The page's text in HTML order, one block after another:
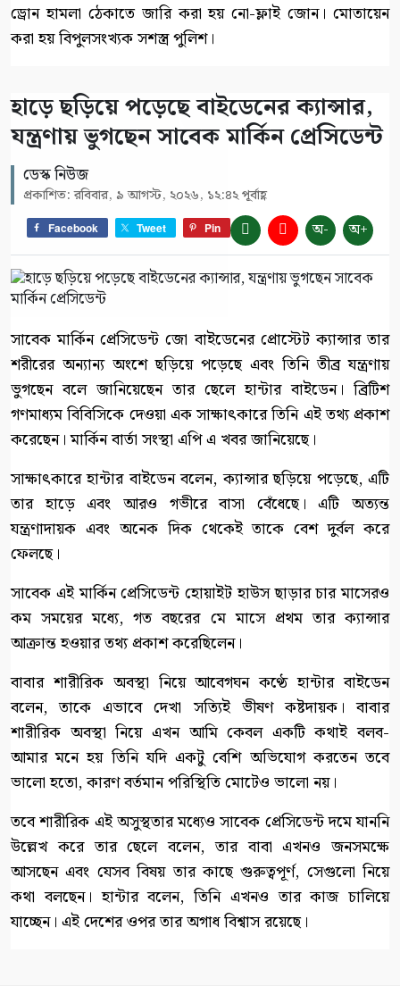
ড্রোন হামলা ঠেকাতে জারি করা হয় নো-ফ্লাই জোন। মোতায়েন
করা হয় বিপুলসংখ্যক সশস্ত্র পুলিশ।
হাড়ে ছড়িয়ে পড়েছে বাইডেনের ক্যান্সার,
যন্ত্রণায় ভুগছেন সাবেক মার্কিন প্রেসিডেন্ট
ডেস্ক নিউজ
প্রকাশিত: রবিবার, ৯ আগস্ট, ২০২৬, ১২:৪২ পূর্বাহ্ণ
Facebook Tweet Pin অ- অ+
সাবেক মার্কিন প্রেসিডেন্ট জো বাইডেনের প্রোস্টেট ক্যান্সার তার
শরীরের অন্যান্য অংশে ছড়িয়ে পড়েছে এবং তিনি তীব্র যন্ত্রণায়
ভুগছেন বলে জানিয়েছেন তার ছেলে হান্টার বাইডেন। ব্রিটিশ
গণমাধ্যম বিবিসিকে দেওয়া এক সাক্ষাৎকারে তিনি এই তথ্য প্রকাশ
করেছেন। মার্কিন বার্তা সংস্থা এপি এ খবর জানিয়েছে।
সাক্ষাৎকারে হান্টার বাইডেন বলেন, ক্যান্সার ছড়িয়ে পড়েছে, এটি
তার হাড়ে এবং আরও গভীরে বাসা বেঁধেছে। এটি অত্যন্ত
যন্ত্রণাদায়ক এবং অনেক দিক থেকেই তাকে বেশ দুর্বল করে
ফেলছে।
সাবেক এই মার্কিন প্রেসিডেন্ট হোয়াইট হাউস ছাড়ার চার মাসেরও
কম সময়ের মধ্যে, গত বছরের মে মাসে প্রথম তার ক্যান্সার
আক্রান্ত হওয়ার তথ্য প্রকাশ করেছিলেন।
বাবার শারীরিক অবস্থা নিয়ে আবেগঘন কণ্ঠে হান্টার বাইডেন
বলেন, তাকে এভাবে দেখা সত্যিই ভীষণ কষ্টদায়ক। বাবার
শারীরিক অবস্থা নিয়ে এখন আমি কেবল একটি কথাই বলব-
আমার মনে হয় তিনি যদি একটু বেশি অভিযোগ করতেন তবে
ভালো হতো, কারণ বর্তমান পরিস্থিতি মোটেও ভালো নয়।
তবে শারীরিক এই অসুস্থতার মধ্যেও সাবেক প্রেসিডেন্ট দমে যাননি
উল্লেখ করে তার ছেলে বলেন, তার বাবা এখনও জনসমক্ষে
আসছেন এবং যেসব বিষয় তার কাছে গুরুত্বপূর্ণ, সেগুলো নিয়ে
কথা বলছেন। হান্টার বলেন, তিনি এখনও তার কাজ চালিয়ে
যাচ্ছেন। এই দেশের ওপর তার অগাধ বিশ্বাস রয়েছে।